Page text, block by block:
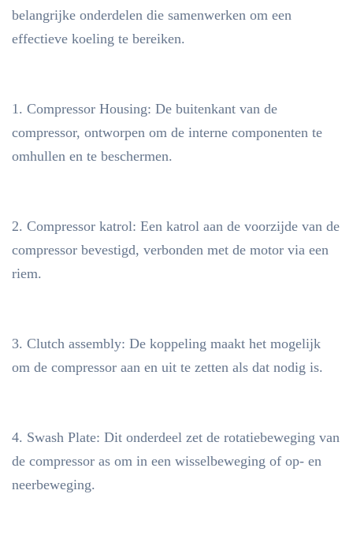
belangrijke onderdelen die samenwerken om een
effectieve koeling te bereiken.
1. Compressor Housing: De buitenkant van de
compressor, ontworpen om de interne componenten te
omhullen en te beschermen.
2. Compressor katrol: Een katrol aan de voorzijde van de
compressor bevestigd, verbonden met de motor via een
riem.
3. Clutch assembly: De koppeling maakt het mogelijk
om de compressor aan en uit te zetten als dat nodig is.
4. Swash Plate: Dit onderdeel zet de rotatiebeweging van
de compressor as om in een wisselbeweging of op- en
neerbeweging.